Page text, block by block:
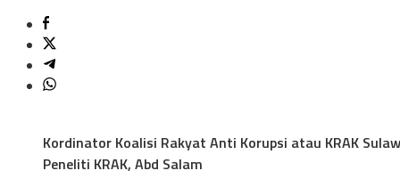
Kordinator Koalisi Rakyat Anti Korupsi atau KRAK
Peneliti KRAK, Abd Salam